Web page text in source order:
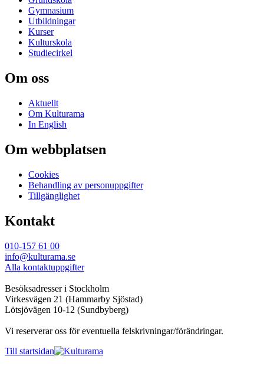
Gymnasium
Utbildningar
Kurser
Kulturskola
Studiecirkel
Om oss
Aktuellt
Om Kulturama
In English
Om webbplatsen
Cookies
Behandling av personuppgifter
Tillgänglighet
Kontakt
010-157 61 00
info@kulturama.se
Alla kontaktuppgifter
Besöksadresser i Stockholm
Virkesvägen 21 (Hammarby Sjöstad)
Lötsjövägen 10-12 (Sundbyberg)
Vi reserverar oss för eventuella felskrivningar/förändringar.
Till startsidan